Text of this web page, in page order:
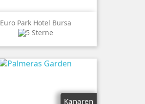
Euro Park Hotel Bursa
Kanaren